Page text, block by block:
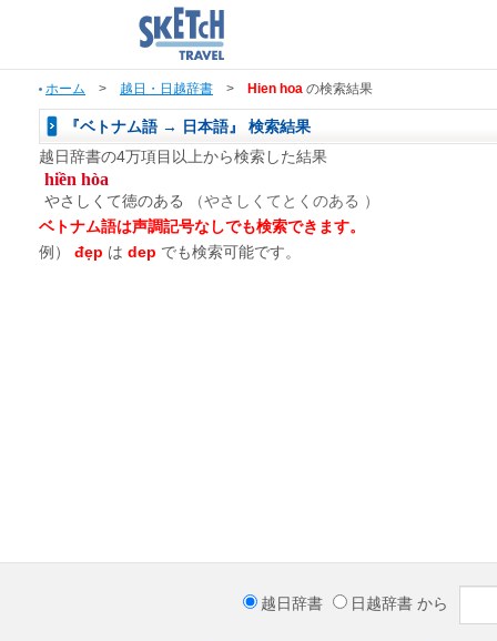
ホーム > 越日・日越辞書 > Hien hoa の検索結果
『ベトナム語 → 日本語』 検索結果
越日辞書の4万項目以上から検索した結果
hiền hòa
やさしくて徳のある
（やさしくてとくのある ）
ベトナム語は声調記号なしでも検索できます。
例）
đẹp は dep でも検索可能です。
越日辞書 日越辞書 から